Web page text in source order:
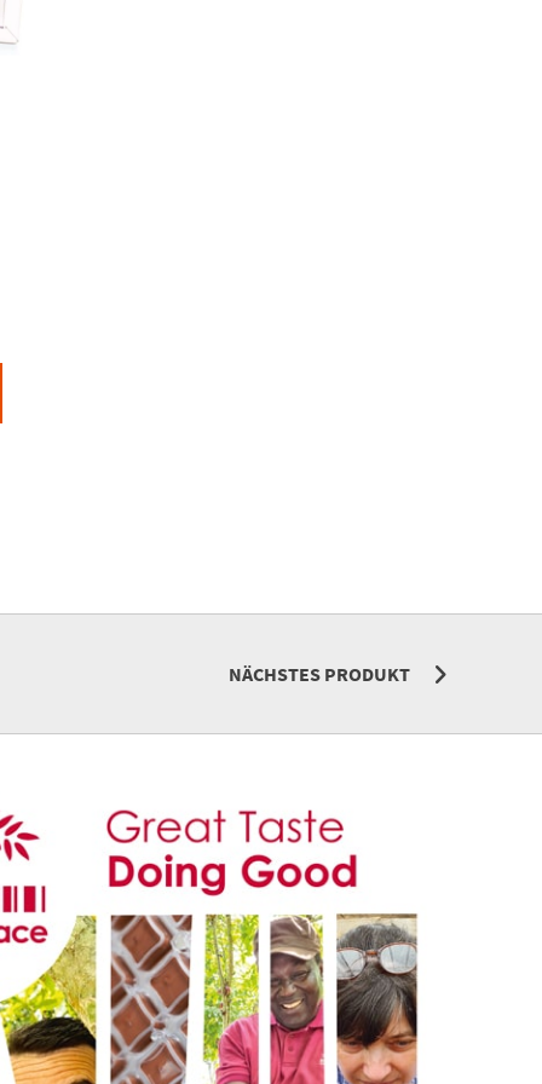
NÄCHSTES PRODUKT